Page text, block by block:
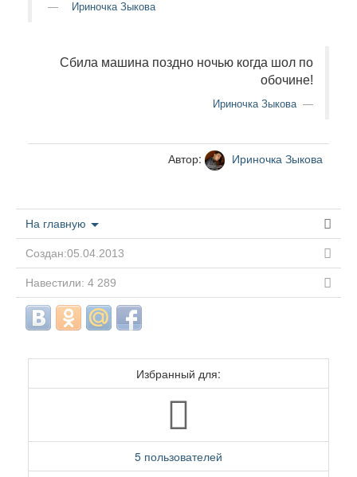
Ириночка Зыкова
Сбила машина поздно ночью когда шол по
обочине!
Ириночка Зыкова
Автор: Ириночка Зыкова
На главную
Создан:05.04.2013
Навестили: 4 289
Избранный для:
5 пользователей